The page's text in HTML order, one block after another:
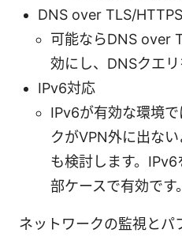
DNS over TLS/HTTPS
可能ならDNS over
効にし、DNSクエリ
IPv6対応
IPv6が有効な環境
クがVPN外に出な
も検討します。
部ケースで有効です。
ネットワークの監視とパ